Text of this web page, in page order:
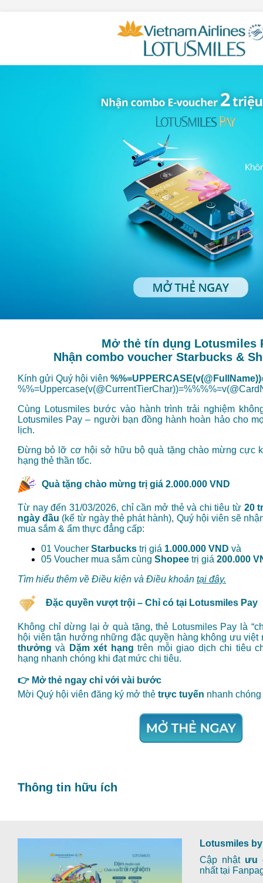
Mở thẻ tín dụng Lotusmiles
Nhận combo voucher Starbucks &
Kính gửi Quý hội viên
Cùng Lotusmiles bước vào hành trình trải nghiệm
Lotusmiles Pay – người bạn đồng hành hoàn hảo cho
lịch.
Đừng bỏ lỡ cơ hội sở hữu bộ quà tặng chào mừng cực
hạng thẻ thần tốc.
Quà tặng chào mừng trị giá 2.000.000 VND
Từ nay đến 31/03/2026, chỉ cần mở thẻ và chi tiêu từ 20
ngày đầu (kể từ ngày thẻ phát hành), Quý hội viên sẽ
mua sắm & ẩm thực đẳng cấp:
01 Voucher Starbucks trị giá 1.000.000 VND và
05 Voucher mua sắm cùng Shopee trị giá 200.000
Tìm hiểu thêm về Điều kiện và Điều khoản tại đây.
Đặc quyền vượt trội – Chỉ có tại Lotusmiles Pay
Không chỉ dừng lại ở quà tặng, thẻ Lotusmiles Pay là
hội viên tận hưởng những đặc quyền hàng không ưu
thưởng và Dặm xét hạng trên mỗi giao dịch chi tiêu
hạng nhanh chóng khi đạt mức chi tiêu.
👉 Mở thẻ ngay chỉ với vài bước
Mời Quý hội viên đăng ký mở thẻ trực tuyến nhanh chóng
Thông tin hữu ích
Lotusmiles
Cập nhật ưu
nhất tại